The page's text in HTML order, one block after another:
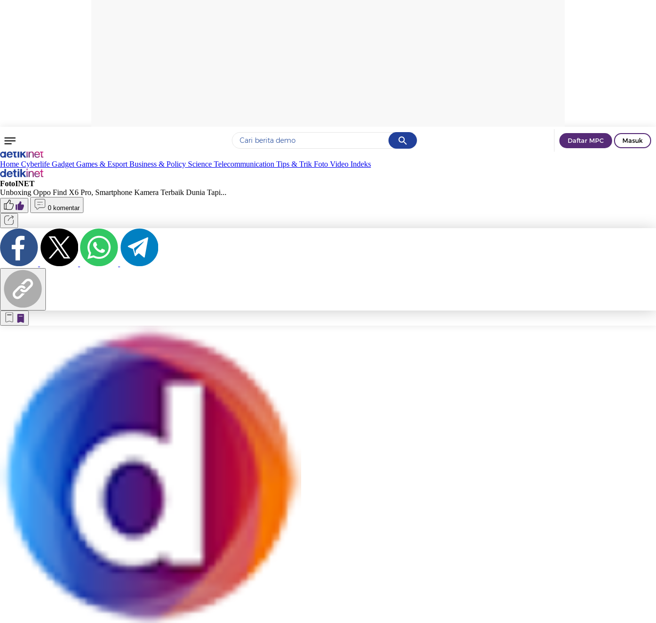
Cancel
Yang sedang ramai dicari
Daftar MPC Masuk
Home Cyberlife Gadget Games & Esport Business & Policy Science Telecommunication Tips & Trik Foto Video Indeks
FotoINET
Unboxing Oppo Find X6 Pro, Smartphone Kamera Terbaik Dunia Tapi...
0 komentar